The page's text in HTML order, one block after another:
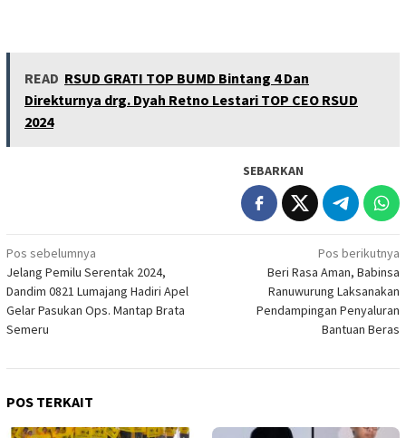
READ RSUD GRATI TOP BUMD Bintang 4 Dan
Direkturnya drg. Dyah Retno Lestari TOP CEO RSUD
2024
SEBARKAN
Navigasi
pos
Pos sebelumnya
Jelang Pemilu Serentak 2024,
Dandim 0821 Lumajang Hadiri Apel
Gelar Pasukan Ops. Mantap Brata
Semeru
Pos berikutnya
Beri Rasa Aman, Babinsa
Ranuwurung Laksanakan
Pendampingan Penyaluran
Bantuan Beras
POS TERKAIT